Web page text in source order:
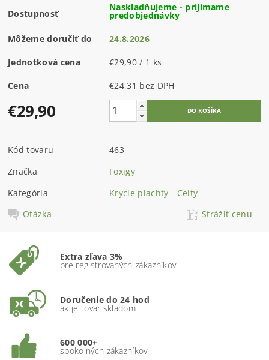
Dostupnosť
Naskladňujeme - prijímame
predobjednávky
Môžeme doručiť do 24.8.2026
Jednotková cena €29,90 / 1 ks
Cena €24,31 bez DPH
€29,90
Kód tovaru
463
Značka
Foxigy
Kategória
Krycie plachty - Celty
Otázka
Strážiť cenu
Extra zľava 3%
pre registrovaných zákazníkov
Doručenie do 24 hod
ak je tovar skladom
600 000+
spokojných zákazníkov